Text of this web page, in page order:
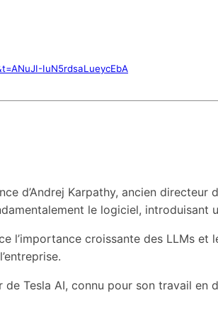
IuN5rdsaLueycEbA
d’Andrej Karpathy, ancien
le logiciel,
l’importance croissante des LLMs
Tesla AI, connu pour son travail en